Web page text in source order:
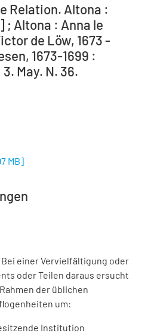
Relation. Altona :
Altona : Anna le
de Löw, 1673 -
1673-1699 :
May. N. 36.
MB]
einer Vervielfältigung oder
oder Teilen daraus ersucht
der üblichen
um:
Institution